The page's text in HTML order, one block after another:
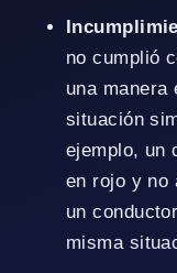
no cumplió
una manera
situación
ejemplo, un
en rojo y no
un
misma